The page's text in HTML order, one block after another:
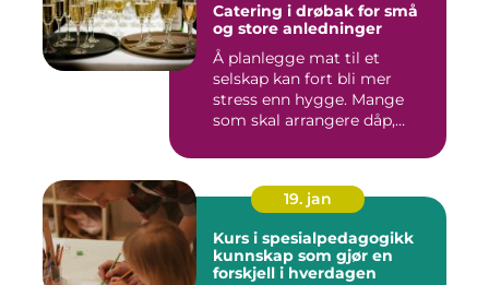
Catering i drøbak for små
og store anledninger
Å planlegge mat til et
selskap kan fort bli mer
stress enn hygge. Mange
som skal arrangere dåp,
19. jan
Kurs i spesialpedagogikk
kunnskap som gjør en
forskjell i hverdagen